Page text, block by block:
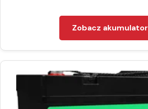
Zobacz akumulator